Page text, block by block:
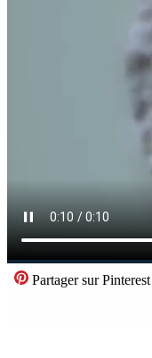
Partager sur Pinterest